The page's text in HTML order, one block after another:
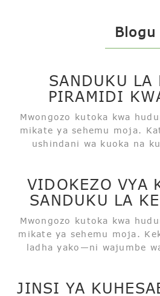
Blogu
SANDUKU LA
PIRAMIDI
Mwongozo kutoka kwa
mikate ya sehemu moja.
ushindani wa kuoka na
kwa wateja.
VIDOKEZO VYA
SANDUKU LA
Mwongozo kutoka kwa
mikate ya sehemu moja.
ladha yako—ni wajumbe
tamu. Na sanduku
JINSI YA